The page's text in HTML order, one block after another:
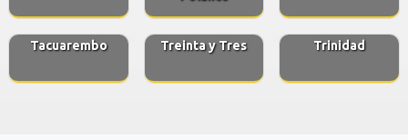
Tacuarembo Treinta y Tres Trinidad